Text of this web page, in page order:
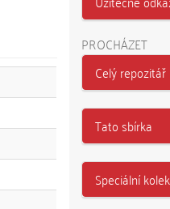
PROCHÁZET
Celý repozitář
Tato sbírka
Speciální